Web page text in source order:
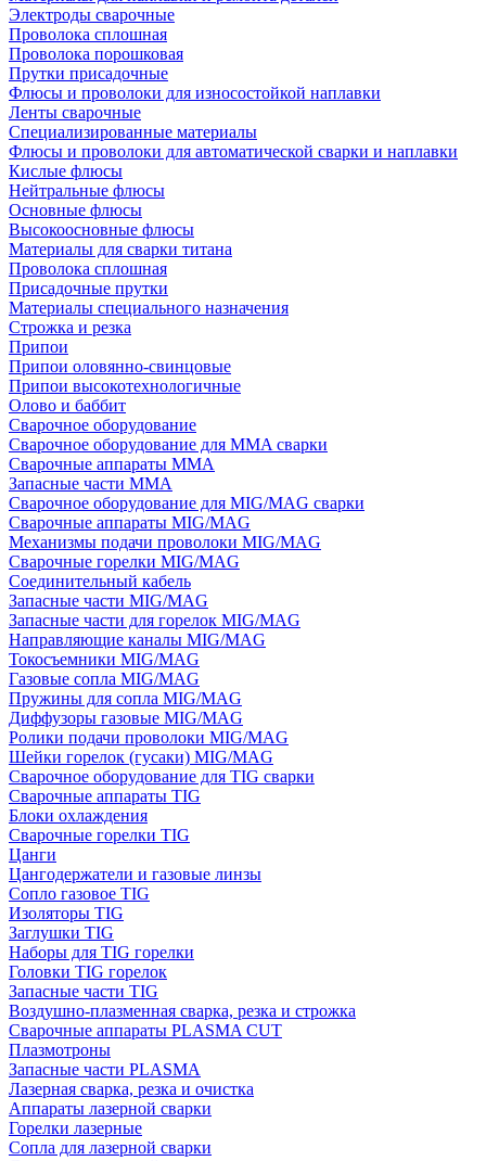
Электроды сварочные
Проволока сплошная
Проволока порошковая
Прутки присадочные
Флюсы и проволоки для износостойкой наплавки
Ленты сварочные
Специализированные материалы
Флюсы и проволоки для автоматической сварки и наплавки
Кислые флюсы
Нейтральные флюсы
Основные флюсы
Высокоосновные флюсы
Материалы для сварки титана
Проволока сплошная
Присадочные прутки
Материалы специального назначения
Строжка и резка
Припои
Припои оловянно-свинцовые
Припои высокотехнологичные
Олово и баббит
Сварочное оборудование
Сварочное оборудование для MMA сварки
Сварочные аппараты MMA
Запасные части MMA
Сварочное оборудование для MIG/MAG сварки
Сварочные аппараты MIG/MAG
Механизмы подачи проволоки MIG/MAG
Сварочные горелки MIG/MAG
Соединительный кабель
Запасные части MIG/MAG
Запасные части для горелок MIG/MAG
Направляющие каналы MIG/MAG
Токосъемники MIG/MAG
Газовые сопла MIG/MAG
Пружины для сопла MIG/MAG
Диффузоры газовые MIG/MAG
Ролики подачи проволоки MIG/MAG
Шейки горелок (гусаки) MIG/MAG
Сварочное оборудование для TIG сварки
Сварочные аппараты TIG
Блоки охлаждения
Сварочные горелки TIG
Цанги
Цангодержатели и газовые линзы
Сопло газовое TIG
Изоляторы TIG
Заглушки TIG
Наборы для TIG горелки
Головки TIG горелок
Запасные части TIG
Воздушно-плазменная сварка, резка и строжка
Сварочные аппараты PLASMA CUT
Плазмотроны
Запасные части PLASMA
Лазерная сварка, резка и очистка
Аппараты лазерной сварки
Горелки лазерные
Сопла для лазерной сварки